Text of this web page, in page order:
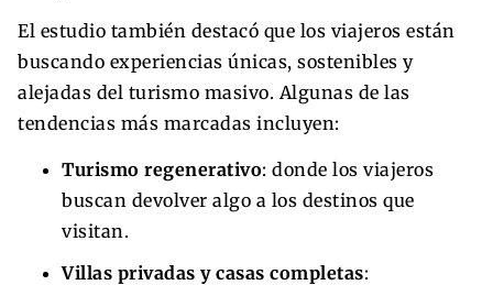
El estudio también destacó que los viajeros están
buscando experiencias únicas, sostenibles y
alejadas del turismo masivo. Algunas de las
tendencias más marcadas incluyen:
Turismo regenerativo: donde los viajeros
buscan devolver algo a los destinos que
visitan.
Villas privadas y casas completas: